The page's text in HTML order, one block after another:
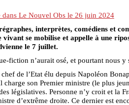
Le Nouvel Obs le 26 juin 2024
interprètes, comédiens et
vivant se mobilise et appelle à une
le 7 juillet.
fiction n’aurait osé, et pourtant nous y
de l’Etat élu depuis Napoléon
charge son Premier ministre (le plus
législatives. Personne n’y croit et la
d’extrême droite. Ce dernier est